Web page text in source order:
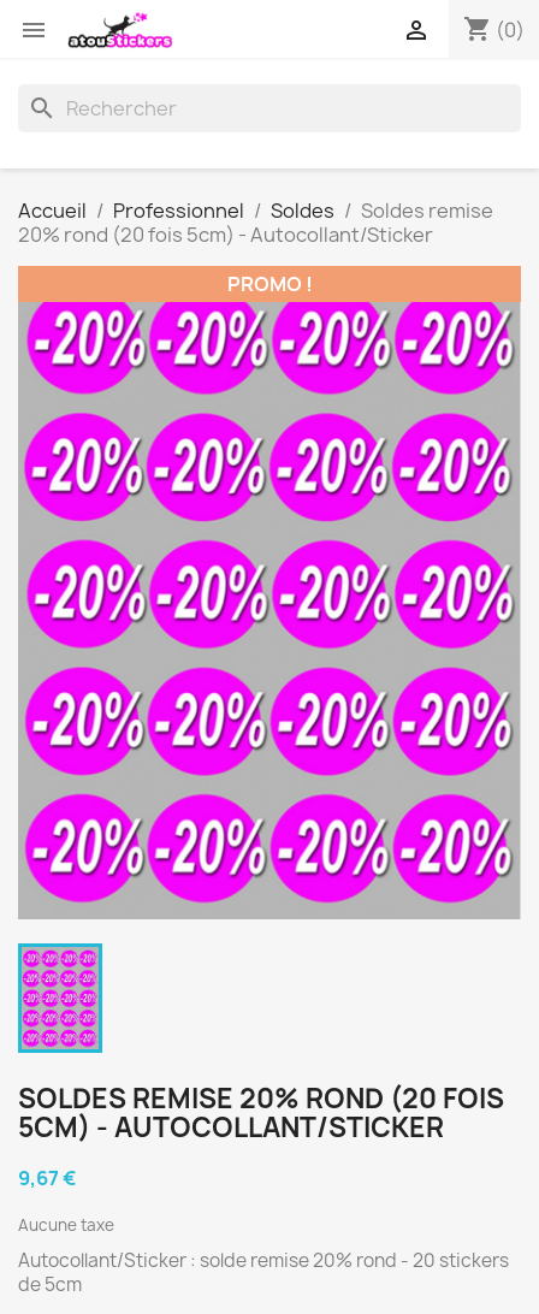
 shopping_cart (0)

search
Accueil Professionnel Soldes
Soldes remise
20% rond (20 fois 5cm) - Autocollant/Sticker
PROMO !
SOLDES REMISE 20% ROND (20 FOIS
5CM) - AUTOCOLLANT/STICKER
9,67 €
Aucune taxe
Autocollant/Sticker : solde remise 20% rond - 20 stickers
de 5cm